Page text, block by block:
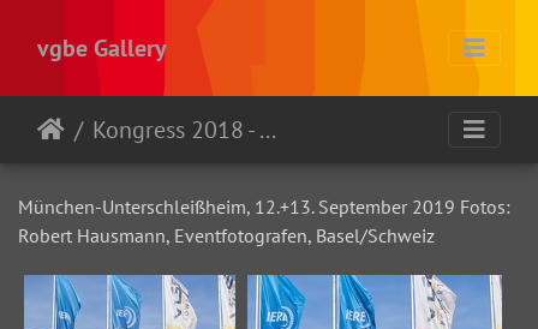
vgbe Gallery
Kongress 2018 - München
München-Unterschleißheim, 12.+13. September 2019 Fotos:
Robert Hausmann, Eventfotografen, Basel/Schweiz